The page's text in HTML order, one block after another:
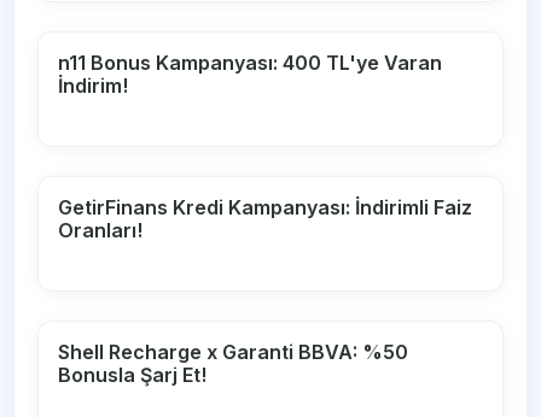
n11 Bonus Kampanyası: 400 TL'ye Varan
İndirim!
GetirFinans Kredi Kampanyası: İndirimli Faiz
Oranları!
Shell Recharge x Garanti BBVA: %50
Bonusla Şarj Et!